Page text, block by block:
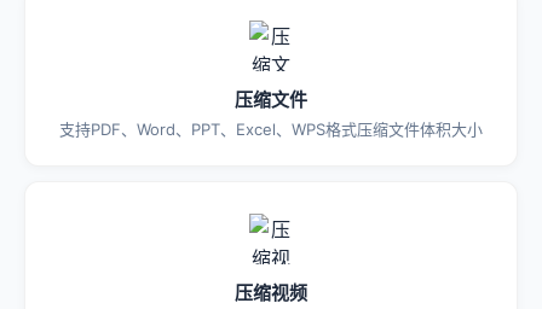
压缩文件
支持PDF、Word、PPT、Excel、WPS格式压缩文件体积大小
压缩视频